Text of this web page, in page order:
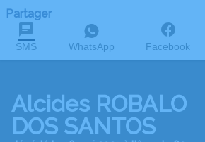
Partager
SMS WhatsApp Facebook
Alcides ROBALO
DOS SANTOS